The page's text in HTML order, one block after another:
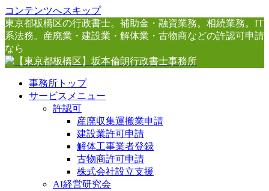
コンテンツへスキップ
東京都板橋区の行政書士。補助金・融資業務。相続業務。IT
系法務。産廃業・建設業・解体業・古物商などの許認可申請
なら
事務所トップ
サービスメニュー
許認可
産廃収集運搬業申請
建設業許可申請
解体工事業者登録
古物商許可申請
株式会社設立支援
AI経営研究会